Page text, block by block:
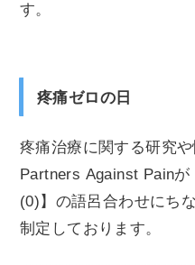
す。
疼痛ゼロの日
疼痛治療に関する研究
Partners Against Pain
(0)】の語呂合わせにち
制定しております。